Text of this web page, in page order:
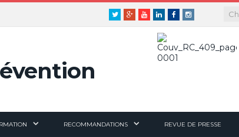
TwitterGoogle+YoutubeLinkedinFacebookInstagram
RECOMMANDATIONS REVUE DE PRESSE